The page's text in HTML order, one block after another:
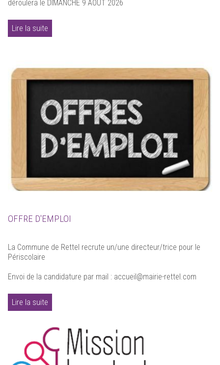
déroulera le DIMANCHE 9 AOUT 2026
Lire la suite
OFFRE D'EMPLOI
La Commune de Rettel recrute un/une directeur/trice pour le
Périscolaire
Envoi de la candidature par mail : accueil@mairie-rettel.com
Lire la suite